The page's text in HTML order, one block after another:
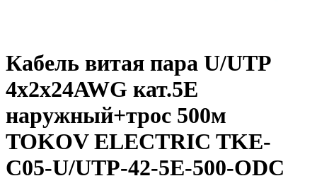
Кабель витая пара U/UTP
4х2х24AWG кат.5E
наружный+трос 500м
TOKOV ELECTRIC TKE-
C05-U/UTP-42-5E-500-ODC